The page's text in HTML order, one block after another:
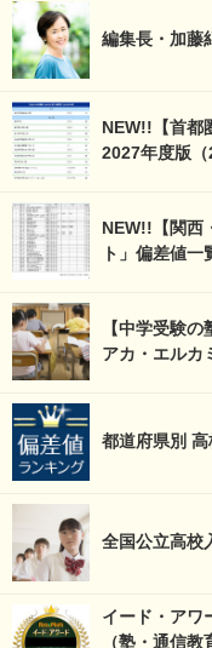
編集長・加藤
NEW!!【首都
2027年度版（
NEW!!【関西
ト」偏差値一
【中学受験
アカ・エルカ
都道府県別
全国公立高校
イード・アワ
（塾・通信